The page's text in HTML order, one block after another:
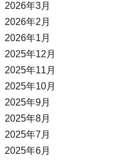
2026年3月
2026年2月
2026年1月
2025年12月
2025年11月
2025年10月
2025年9月
2025年8月
2025年7月
2025年6月